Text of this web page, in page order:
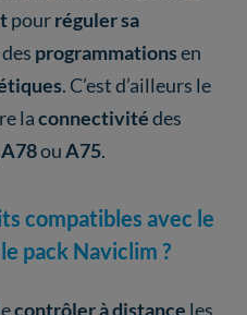
pourréguler sa
programmationsen
. C’est d’ailleurs le
laconnectivitédes
A78ouA75.
compatibles avec le
pack Naviclim ?
contrôler à distance les